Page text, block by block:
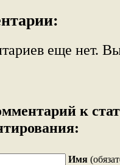
еще нет.
к
Имя